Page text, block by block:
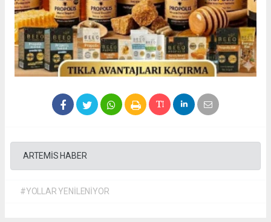
ARTEMİS HABER
#YOLLAR YENİLENİYOR